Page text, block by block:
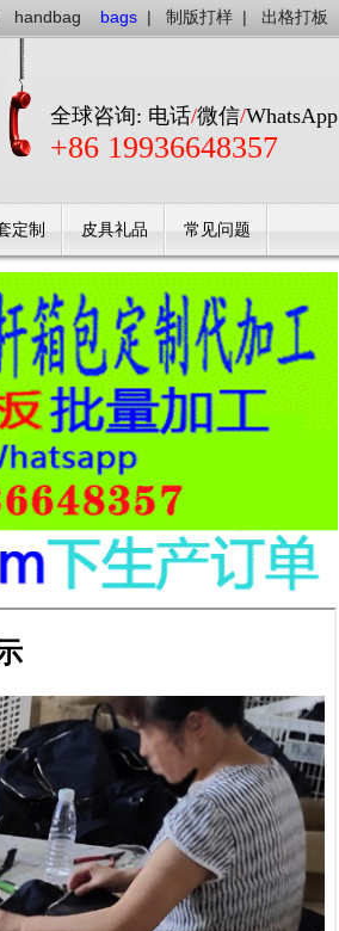
handbag bags | 制版打样 | 出格打板
全球咨询: 电话/微信/WhatsApp
+86 19936648357
定制 皮具礼品 常见问题